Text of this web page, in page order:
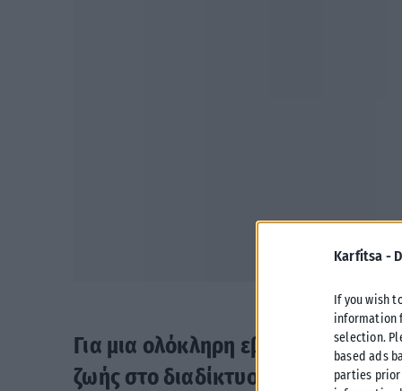
Karfitsa -
If you wish
information
selection.
based ads
parties
Για μια ολόκληρη εβδομάδα η
ζωής στο διαδίκτυο, δεν